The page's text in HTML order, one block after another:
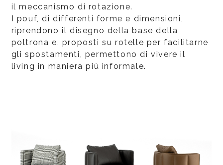
il meccanismo di rotazione.
I pouf, di differenti forme e dimensioni,
riprendono il disegno della base della
poltrona e, proposti su rotelle per facilitarne
gli spostamenti, permettono di vivere il
living in maniera più informale.